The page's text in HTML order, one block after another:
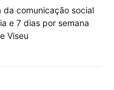
comunicação social
e 7 dias por semana
Viseu